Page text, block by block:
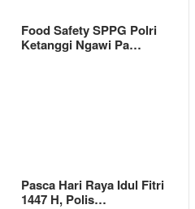
Food Safety SPPG Polri
Ketanggi Ngawi Pa…
Pasca Hari Raya Idul Fitri
1447 H, Polis…